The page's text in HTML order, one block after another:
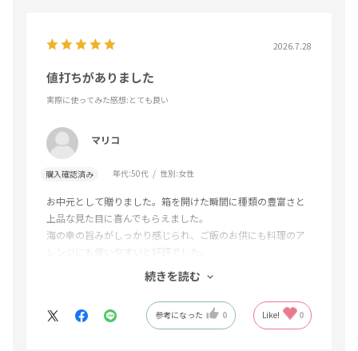
2026.7.28
値打ちがありました
実際に使ってみた感想:とても良い
マリコ
購入確認済み 年代:50代 性別:女性
お中元として贈りました。箱を開けた瞬間に種類の豊富さと
上品な見た目に喜んでもらえました。
海の幸の旨みがしっかり感じられ、ご飯のお供にも料理のア
レンジにも使いやすいと好評でした。
普段使いではなかなか選ばないような品なので、贈り物とし
て特別感があり、とても良い選択だったと思います。
また大切な方への贈答に利用したいです。
続きを読む
参考になった 0 Like! 0